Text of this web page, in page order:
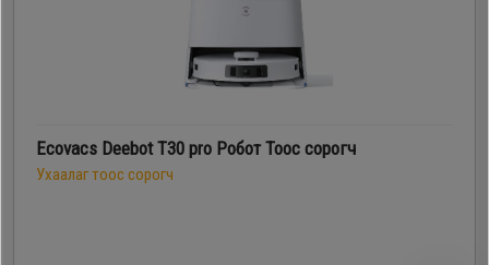
Ecovacs Deebot T30 pro Робот Тоос сорогч
Ухаалаг тоос сорогч